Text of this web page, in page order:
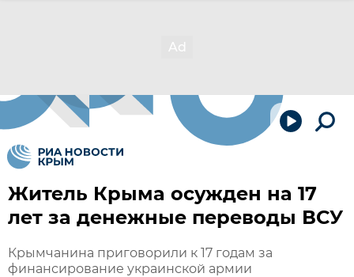
Житель Крыма осужден на 17
лет за денежные переводы ВСУ
Крымчанина приговорили к 17 годам за
финансирование украинской армии